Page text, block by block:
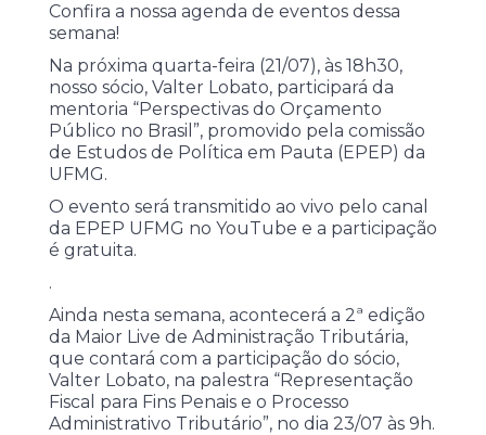
Confira a nossa agenda de eventos dessa
semana!
Na próxima quarta-feira (21/07), às 18h30,
nosso sócio, Valter Lobato, participará da
mentoria “Perspectivas do Orçamento
Público no Brasil”, promovido pela comissão
de Estudos de Política em Pauta (EPEP) da
UFMG.
O evento será transmitido ao vivo pelo canal
da EPEP UFMG no YouTube e a participação
é gratuita.
.
Ainda nesta semana, acontecerá a 2ª edição
da Maior Live de Administração Tributária,
que contará com a participação do sócio,
Valter Lobato, na palestra “Representação
Fiscal para Fins Penais e o Processo
Administrativo Tributário”, no dia 23/07 às 9h.